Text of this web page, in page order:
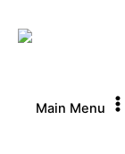
Main Menu